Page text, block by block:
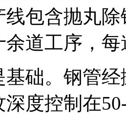
线包含抛丸
余道工序，
础。钢管
度控制在